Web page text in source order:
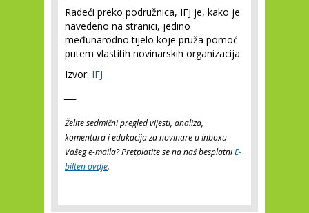
Radeći preko podružnica, IFJ je, kako je
navedeno na stranici, jedino
međunarodno tijelo koje pruža pomoć
putem vlastitih novinarskih organizacija.
Izvor: IFJ
Želite sedmični pregled vijesti, analiza,
komentara i edukacija za novinare u Inboxu
Vašeg e-maila? Pretplatite se na naš besplatniE-
bilten ovdje.